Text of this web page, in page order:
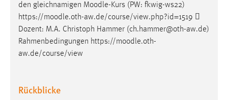
den gleichnamigen Moodle-Kurs (PW: fkwig-ws22)
https://moodle.oth-aw.de/course/view.php?id=1519 
Dozent: M.A. Christoph Hammer (ch.hammer@oth-aw.de)
Rahmenbedingungen https://moodle.oth-
aw.de/course/view
Rückblicke